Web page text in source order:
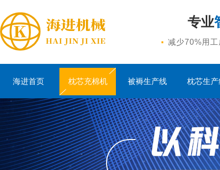
专业
· 减少70%用
海进首页 枕芯充棉机 被褥生产线 枕芯生产